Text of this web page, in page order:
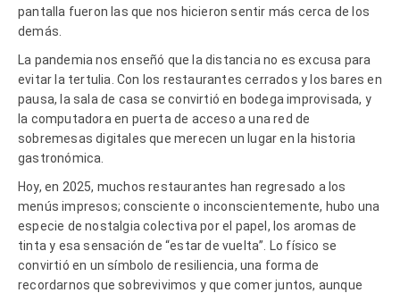
pantalla fueron las que nos hicieron sentir más cerca de los
demás.
La pandemia nos enseñó que la distancia no es excusa para
evitar la tertulia. Con los restaurantes cerrados y los bares en
pausa, la sala de casa se convirtió en bodega improvisada, y
la computadora en puerta de acceso a una red de
sobremesas digitales que merecen un lugar en la historia
gastronómica.
Hoy, en 2025, muchos restaurantes han regresado a los
menús impresos; consciente o inconscientemente, hubo una
especie de nostalgia colectiva por el papel, los aromas de
tinta y esa sensación de “estar de vuelta”. Lo físico se
convirtió en un símbolo de resiliencia, una forma de
recordarnos que sobrevivimos y que comer juntos, aunque